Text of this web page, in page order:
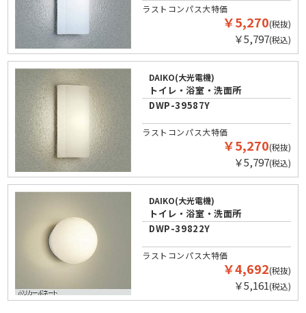
ラストコンパス大特価
￥5,270(税抜)
￥5,797(税込)
DAIKO(大光電機)
トイレ・浴室・洗面所
DWP-39587Y
ラストコンパス大特価
￥5,270(税抜)
￥5,797(税込)
DAIKO(大光電機)
トイレ・浴室・洗面所
DWP-39822Y
ラストコンパス大特価
￥4,692(税抜)
￥5,161(税込)